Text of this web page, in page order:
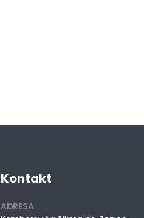
Kontakt
ADRESA